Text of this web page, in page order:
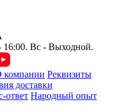
Вс - Выходной.
компании Реквизиты
доставки
ответ Народный опыт